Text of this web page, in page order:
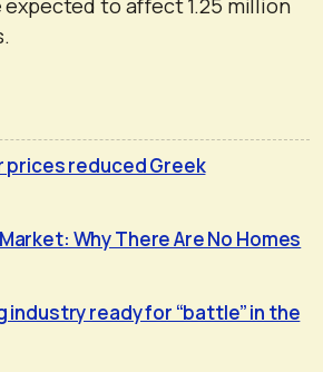
prices reduced Greek
Why There Are No Homes
industry ready for “battle” in the